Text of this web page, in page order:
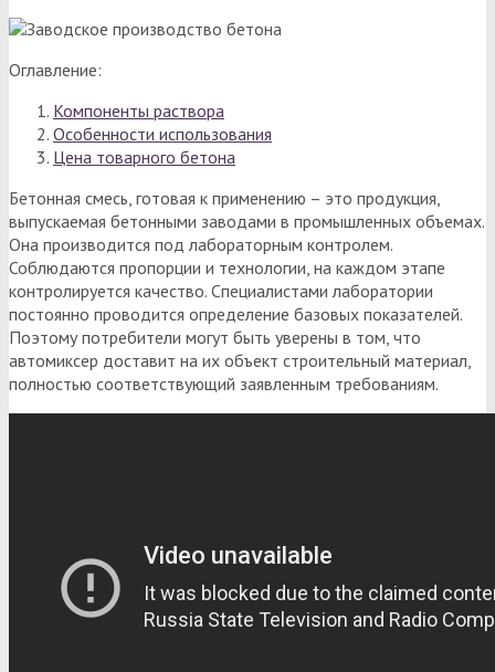
Оглавление:
Компоненты раствора
Особенности использования
Цена товарного бетона
Бетонная смесь, готовая к применению – это продукция,
выпускаемая бетонными заводами в промышленных объемах.
Она производится под лабораторным контролем.
Соблюдаются пропорции и технологии, на каждом этапе
контролируется качество. Специалистами лаборатории
постоянно проводится определение базовых показателей.
Поэтому потребители могут быть уверены в том, что
автомиксер доставит на их объект строительный материал,
полностью соответствующий заявленным требованиям.